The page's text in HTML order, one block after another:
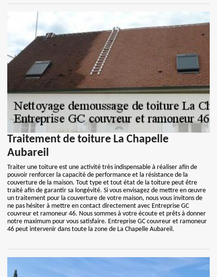
Traitement de toiture La Chapelle
Aubareil
Traiter une toiture est une activité très indispensable à réaliser afin de
pouvoir renforcer la capacité de performance et la résistance de la
couverture de la maison. Tout type et tout état de la toiture peut être
traité afin de garantir sa longévité. Si vous envisagez de mettre en œuvre
un traitement pour la couverture de votre maison, nous vous invitons de
ne pas hésiter à mettre en contact directement avec Entreprise GC
couvreur et ramoneur 46. Nous sommes à votre écoute et prêts à donner
notre maximum pour vous satisfaire. Entreprise GC couvreur et ramoneur
46 peut intervenir dans toute la zone de La Chapelle Aubareil.